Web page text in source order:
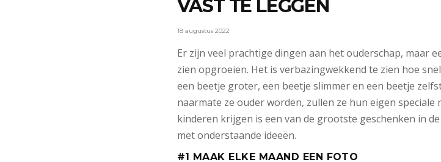
VAST TE LEGGEN
18 augustus 2022
Er zijn veel prachtige dingen aan het ouderschap, maar
zien opgroeien. Het is verbazingwekkend te zien hoe
een beetje groter, een beetje slimmer en een beetje
naarmate ze ouder worden, zullen ze hun eigen speciale
kinderen krijgen is een van de grootste geschenken in
met onderstaande ideeën.
#1 MAAK ELKE MAAND EEN FOTO